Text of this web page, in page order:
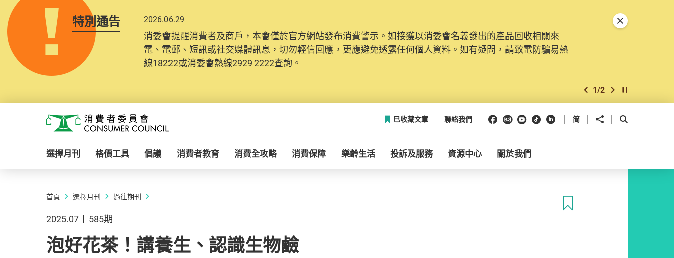
特別通告 2026.06.29
消委會提醒消費者及商戶，本會僅於官方網站發布消費警示。如接獲以消委會名義發出的產品回收相關來
電、電郵、短訊或社交媒體訊息，切勿輕信回應，更應避免透露任何個人資料。如有疑問，請致電防騙易熱
線18222或消委會熱線2929 2222查詢。
上一個
1/2 下一個開始/暫停幻燈
關閉特別通告
消費者委員會
已收藏文章 聯絡我們 Facebook
Instagram
Youtube
抖音領英 简 分享到 開啟搜尋框
選擇月刊 格價工具 倡議 消費者教育 消費全攻略 消費保障 樂齡生活 投訴及服務 資源中心 關於我們
首頁 選擇月刊 過往期刊
2025.07 585期
泡好花茶！講養生、認識生物鹼